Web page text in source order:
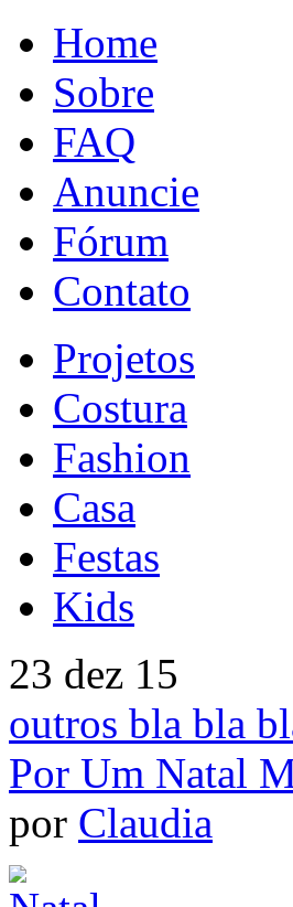
Home
Sobre
FAQ
Anuncie
Fórum
Contato
Projetos
Costura
Fashion
Casa
Festas
Kids
23 dez 15
outros bla bla
Por Um Natal
por Claudia